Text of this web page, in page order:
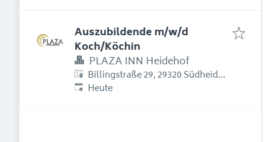
Auszubildende m/w/d
Koch/Köchin
PLAZA INN Heidehof
Billingstraße 29, 29320 Südheide,
Deutschland
Erschienen
Heute